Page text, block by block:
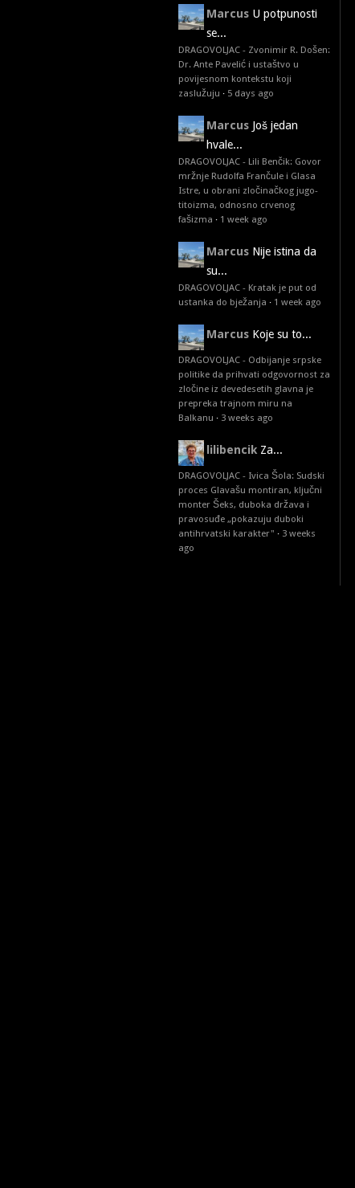
Marcus U potpunosti
se...
DRAGOVOLJAC - Zvonimir R. Došen:
Dr. Ante Pavelić i ustaštvo u
povijesnom kontekstu koji
zaslužuju · 5 days ago
Marcus Još jedan
hvale...
DRAGOVOLJAC - Lili Benčik: Govor
mržnje Rudolfa Frančule i Glasa
Istre, u obrani zločinačkog jugo-
titoizma, odnosno crvenog
fašizma · 1 week ago
Marcus Nije istina da
su...
DRAGOVOLJAC - Kratak je put od
ustanka do bježanja · 1 week ago
Marcus Koje su to...
DRAGOVOLJAC - Odbijanje srpske
politike da prihvati odgovornost za
zločine iz devedesetih glavna je
prepreka trajnom miru na
Balkanu · 3 weeks ago
lilibencik Za...
DRAGOVOLJAC - Ivica Šola: Sudski
proces Glavašu montiran, ključni
monter Šeks, duboka država i
pravosuđe „pokazuju duboki
antihrvatski karakter" · 3 weeks
ago